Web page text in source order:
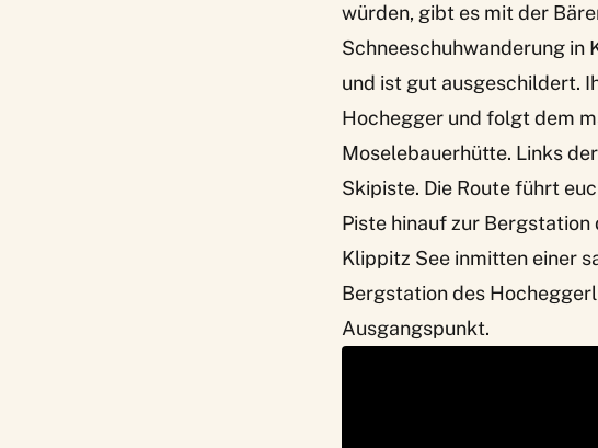
würden, gibt es mit der
Schneeschuhwanderung in
und ist gut ausgeschildert.
Hochegger und folgt dem
Moselebauerhütte. Links
Skipiste. Die Route führt
Piste hinauf zur
Klippitz See inmitten einer
Bergstation des
Ausgangspunkt.